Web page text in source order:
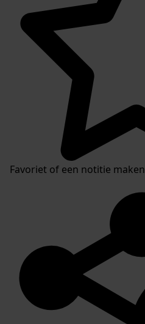
Favoriet of een notitie maken